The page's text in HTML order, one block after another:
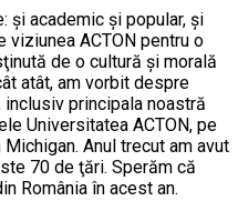
şi academic şi popular, şi
ACTON pentru o
de o cultură şi morală
atât, am vorbit despre
principala noastră
Universitatea ACTON, pe
Anul trecut am avut
70 de ţări. Sperăm că
România în acest an.